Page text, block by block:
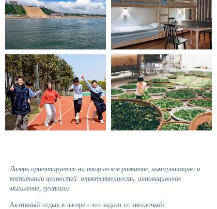
Лагерь ориентируется на творческое развитие, коммуникацию и
воспитании ценностей: ответственность, инновационное
мышление, гуманизм
Активный отдых в лагере - это задачи со звездочкой